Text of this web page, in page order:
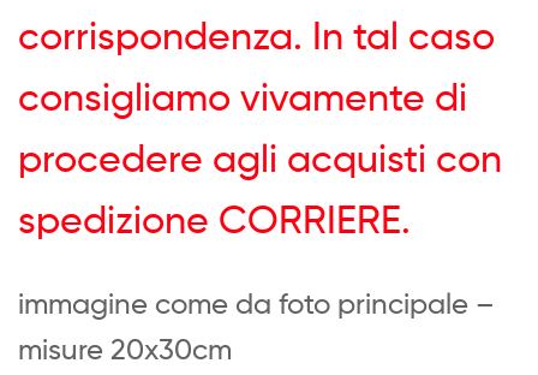
corrispondenza. In tal caso
consigliamo vivamente di
procedere agli acquisti con
spedizione CORRIERE.
immagine come da foto principale –
misure 20x30cm